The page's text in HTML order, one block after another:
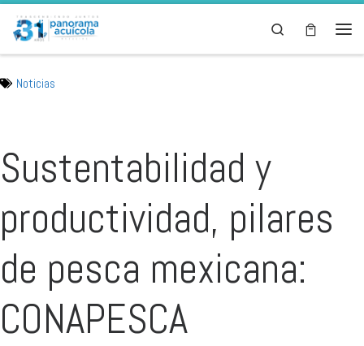
Skip to content
Search
Noticias
Sustentabilidad y
productividad, pilares
de pesca mexicana:
CONAPESCA